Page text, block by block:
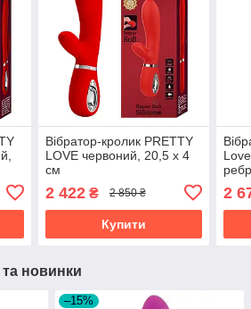
Вібратор-кролик PRETTY
LOVE червоний, 20,5 х 4
см
2 422₴ 2 850 ₴
Купити
2
та новинки
–15%